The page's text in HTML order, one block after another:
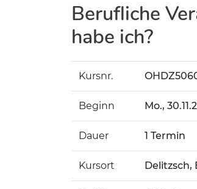
Berufliche
habe ich?
Kursnr.
Beginn Mo.,
Dauer 1 Termin
Kursort Delitzsch,